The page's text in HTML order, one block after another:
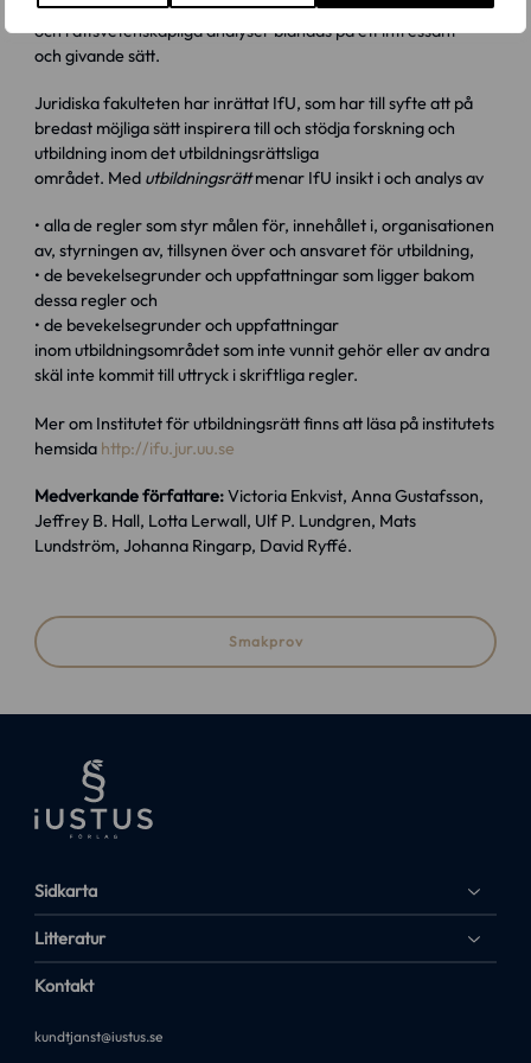
skolans kompensatoriska uppdrag. Historiska, filosofiska
och rättsvetenskapliga analyser blandas på ett intressant
och givande sätt.
Juridiska fakulteten har inrättat IfU, som har till syfte att på
bredast möjliga sätt inspirera till och stödja forskning och
utbildning inom det utbildningsrättsliga
området. Med utbildningsrättmenar IfU insikt i och analys av
• alla de regler som styr målen för, innehållet i, organisationen
av, styrningen av, tillsynen över och ansvaret för utbildning,
• de bevekelsegrunder och uppfattningar som ligger bakom
dessa regler och
• de bevekelsegrunder och uppfattningar
inom utbildningsområdet som inte vunnit gehör eller av andra
skäl inte kommit till uttryck i skriftliga regler.
Mer om Institutet för utbildningsrätt finns att läsa på institutets
hemsida http://ifu.jur.uu.se
Medverkande författare:Victoria Enkvist, Anna Gustafsson,
Jeffrey B. Hall, Lotta Lerwall, Ulf P. Lundgren, Mats
Lundström, Johanna Ringarp, David Ryffé.
Smakprov
Sidkarta
Litteratur
Kontakt
kundtjanst@iustus.se